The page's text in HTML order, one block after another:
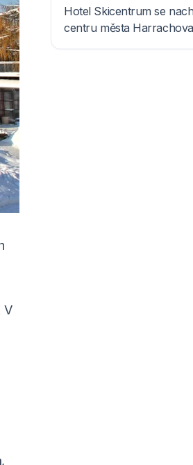
V
,
Hotel Skicentrum se
centru města